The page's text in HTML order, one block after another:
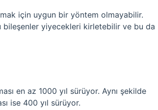
için uygun bir yöntem olmayabilir.
bileşenler yiyecekleri kirletebilir ve bu da
en az 1000 yıl sürüyor. Aynı şekilde
ise 400 yıl sürüyor.